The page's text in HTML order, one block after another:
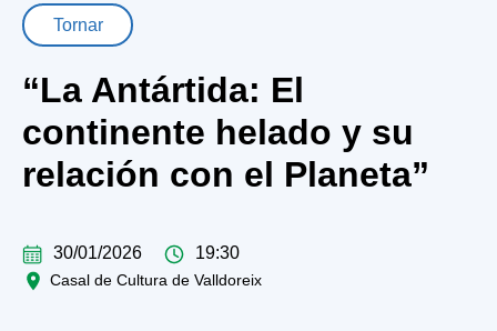
Tornar
“La Antártida: El
continente helado y su
relación con el Planeta”
30/01/2026 19:30
Casal de Cultura de Valldoreix